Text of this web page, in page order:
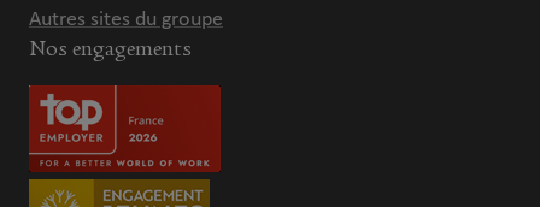
Autres sites du groupe
Nos engagements